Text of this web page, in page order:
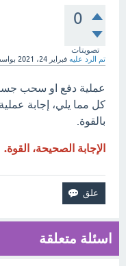
0
تصويتات
تم الرد عليه فبراير 24، 2021
عملية دفع او سحب
كل مما يلي، إجابة
بالقوة.
الإجابة الصحيحة، القوة.
اسئلة متعلقة